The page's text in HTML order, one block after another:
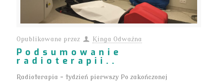
Opublikowane przez Kinga Odważna
Podsumowanie
radioterapii..
Radioterapia – tydzień pierwszy Po zakończonej